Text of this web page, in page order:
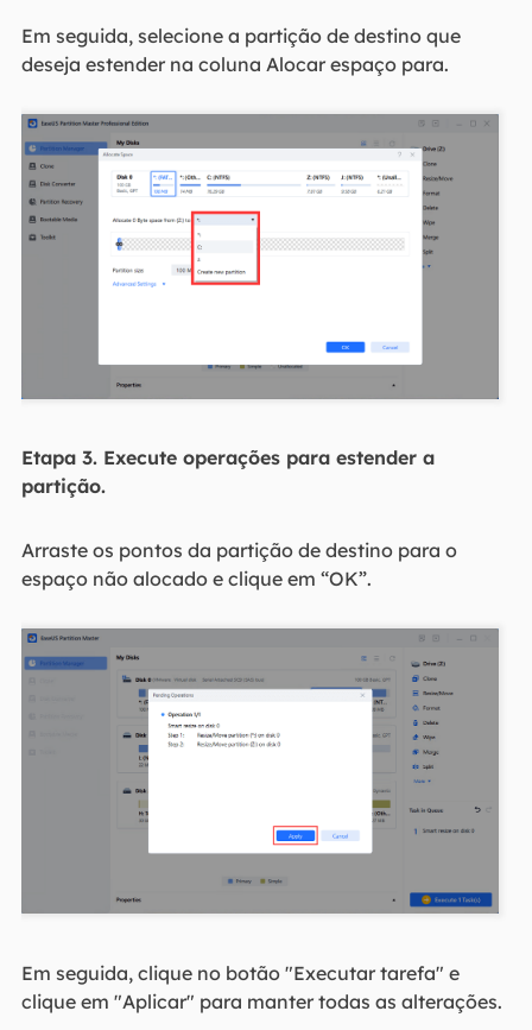
Em seguida, selecione a partição de destino que
deseja estender na coluna Alocar espaço para.
Etapa 3. Execute operações para estender a
partição.
Arraste os pontos da partição de destino para o
espaço não alocado e clique em “OK”.
Em seguida, clique no botão "Executar tarefa" e
clique em "Aplicar" para manter todas as alterações.